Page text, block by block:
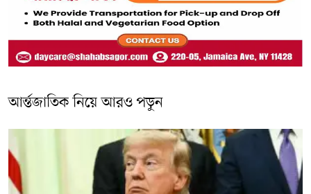
আর্ন্তজাতিক নিয়ে আরও পড়ুন